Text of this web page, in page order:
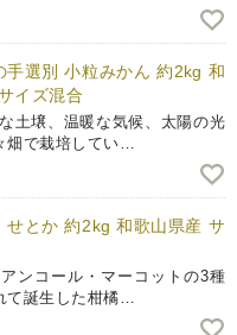
手選別 小粒みかん 約2kg 和
イズ混合
土壌、温暖な気候、太陽の光
畑で栽培してい…
せとか 約2kg 和歌山県産 サ
ンコール・マーコットの3種
て誕生した柑橘…